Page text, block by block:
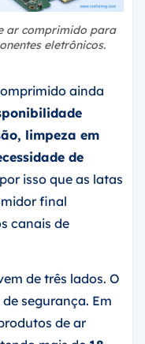
eletrônicos.
limpeza em
de
por isso que as latas
final
canais de
segurança. Em
de ar
mais de